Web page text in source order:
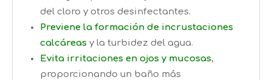
del cloro y otros desinfectantes.
Previene la formación de incrustaciones
calcáreas y la turbidez del agua.
Evita irritaciones en ojos y mucosas,
proporcionando un baño más